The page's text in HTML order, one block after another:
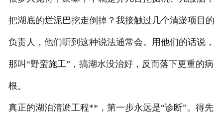
把湖底的烂泥巴挖走倒掉？我接触过几个清淤项目的
负责人，他们听到这种说法通常会。用他们的话说，
那叫“野蛮施工”，搞湖水没治好，反而落下更重的病
根。
真正的湖泊清淤工程**，第一步永远是“诊断”。得先